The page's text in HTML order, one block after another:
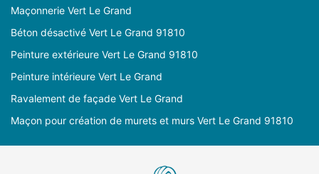
Maçonnerie Vert Le Grand
Béton désactivé Vert Le Grand 91810
Peinture extérieure Vert Le Grand 91810
Peinture intérieure Vert Le Grand
Ravalement de façade Vert Le Grand
Maçon pour création de murets et murs Vert Le Grand 91810